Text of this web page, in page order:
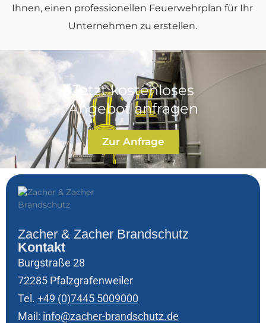
Ihnen, einen professionellen Feuerwehrplan für Ihr
Unternehmen zu erstellen.
Jetzt kostenloses
Angebot anfragen
Zur Anfrage
Zacher & Zacher Brandschutz
Kontakt
Burgstraße 28
72285 Pfalzgrafenweiler
Tel. +49 (0)7445 5009000
Mail: info@zacher-brandschutz.de